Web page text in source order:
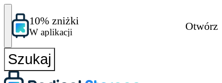
10% zniżki
W aplikacji
Otwórz
Szukaj